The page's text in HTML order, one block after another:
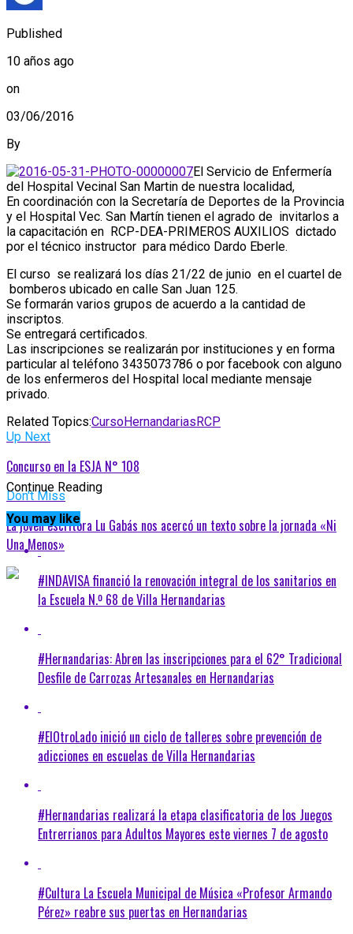
Published
10 años ago
on
03/06/2016
By
El Servicio de Enfermería
del Hospital Vecinal San Martin de nuestra localidad,
En coordinación con la Secretaría de Deportes de la Provincia
y el Hospital Vec. San Martín tienen el agrado de invitarlos a
la capacitación en RCP-DEA-PRIMEROS AUXILIOS dictado
por el técnico instructor para médico Dardo Eberle.
El curso se realizará los días 21/22 de junio en el cuartel de
bomberos ubicado en calle San Juan 125.
Se formarán varios grupos de acuerdo a la cantidad de
inscriptos.
Se entregará certificados.
Las inscripciones se realizarán por instituciones y en forma
particular al teléfono 3435073786 o por facebook con alguno
de los enfermeros del Hospital local mediante mensaje
privado.
Related Topics:CursoHernandariasRCP
Up Next
Concurso en la ESJA N° 108
Don't Miss
La jóven escritora Lu Gabás nos acercó un texto sobre la jornada «Ni
Una Menos»
Continue Reading
You may like
#INDAVISA financió la renovación integral de los sanitarios en
la Escuela N.º 68 de Villa Hernandarias
#Hernandarias: Abren las inscripciones para el 62° Tradicional
Desfile de Carrozas Artesanales en Hernandarias
#ElOtroLado inició un ciclo de talleres sobre prevención de
adicciones en escuelas de Villa Hernandarias
#Hernandarias realizará la etapa clasificatoria de los Juegos
Entrerrianos para Adultos Mayores este viernes 7 de agosto
#Cultura La Escuela Municipal de Música «Profesor Armando
Pérez» reabre sus puertas en Hernandarias